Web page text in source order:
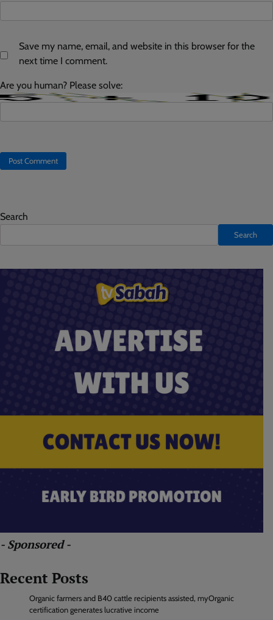
Save my name, email, and website in this browser for the
next time I comment.
Are you human? Please solve:
Search
Search
- Sponsored -
Recent Posts
Organic farmers and B40 cattle recipients assisted, myOrganic
certification generates lucrative income